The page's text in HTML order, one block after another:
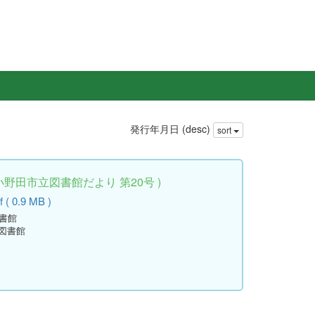
発行年月日 (desc) sort
田市立図書館だより 第20号 )
( 0.9 MB )
館
書館